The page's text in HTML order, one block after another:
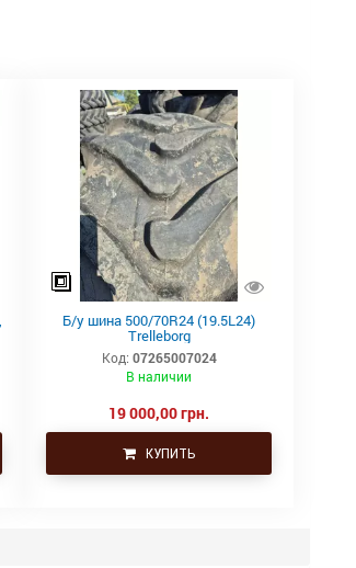
Б/у шина 500/70R24 (19.5L24)
Trelleborg
Код: 07265007024
В наличии
19 000,00 грн.
КУПИТЬ